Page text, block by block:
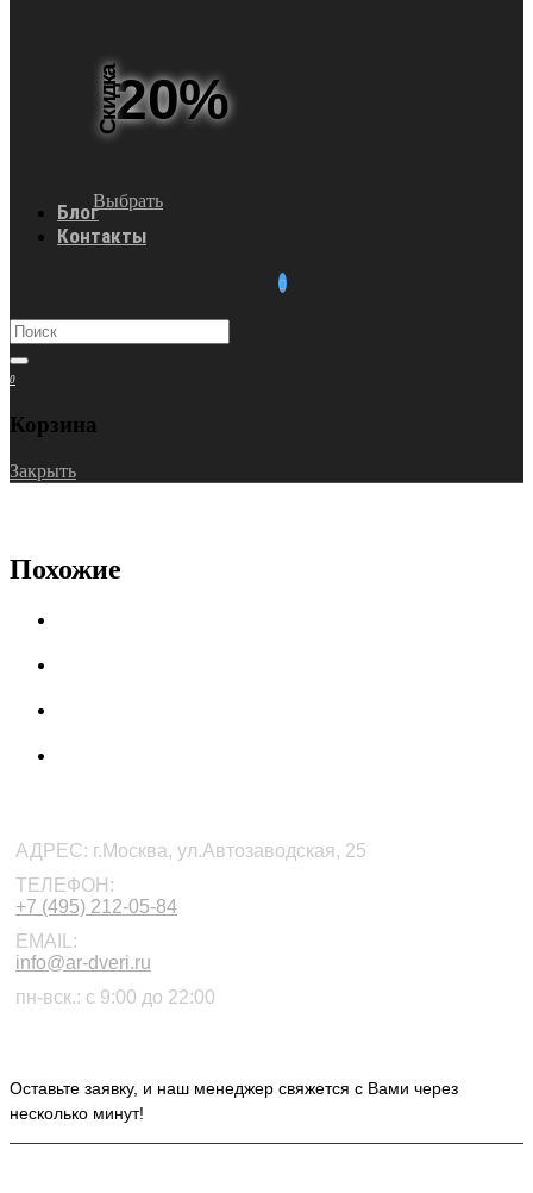
Скидка20%
Выбрать
Блог
Контакты
0
Корзина
Закрыть
Похожие
АДРЕС: г.Москва, ул.Автозаводская, 25
ТЕЛЕФОН:
+7 (495) 212-05-84
EMAIL:
info@ar-dveri.ru
пн-вск.: с 9:00 до 22:00
Оставьте заявку, и наш менеджер свяжется с Вами через
несколько минут!